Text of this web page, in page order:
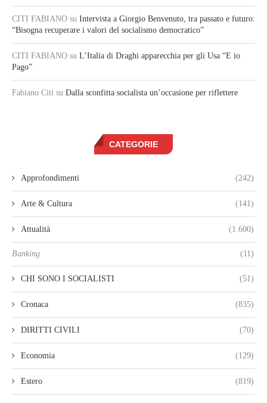
CITI FABIANO su Intervista a Giorgio Benvenuto, tra passato e futuro:
“Bisogna recuperare i valori del socialismo democratico”
CITI FABIANO su L’Italia di Draghi apparecchia per gli Usa “E io
Pago”
Fabiano Citi su Dalla sconfitta socialista un’occasione per riflettere
CATEGORIE
Approfondimenti (242)
Arte & Cultura (141)
Attualità (1.600)
Banking (11)
CHI SONO I SOCIALISTI (51)
Cronaca (835)
DIRITTI CIVILI (70)
Economia (129)
Estero (819)